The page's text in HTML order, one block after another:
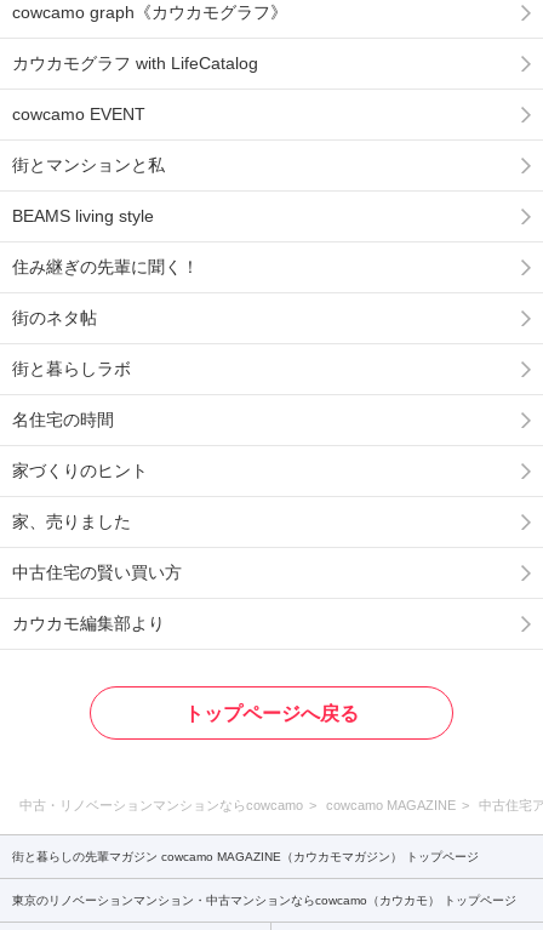
cowcamo graph《カウカモグラフ》
カウカモグラフ with LifeCatalog
cowcamo EVENT
街とマンションと私
BEAMS living style
住み継ぎの先輩に聞く！
街のネタ帖
街と暮らしラボ
名住宅の時間
家づくりのヒント
家、売りました
中古住宅の賢い買い方
カウカモ編集部より
トップページへ戻る
中古・リノベーションマンションならcowcamo cowcamo MAGAZINE 中古住宅
街と暮らしの先輩マガジン cowcamo MAGAZINE（カウカモマガジン） トップページ
東京のリノベーションマンション・中古マンションならcowcamo（カウカモ） トップページ